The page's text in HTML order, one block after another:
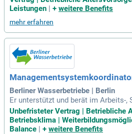
er sowie sexueller Orientierung und
Leistungen
+ weitere Benefits
mehr erfahren
Berliner Wasserbetriebe | Berlin
Er unterstützt und berät im Arbeits-,
euer-, Tarifvertragsrecht sowie zu
ch der betrieblichen
Unbefristeter Vertrag | Betriebliche
Betriebsklima |
Balance | + weitere Benefits